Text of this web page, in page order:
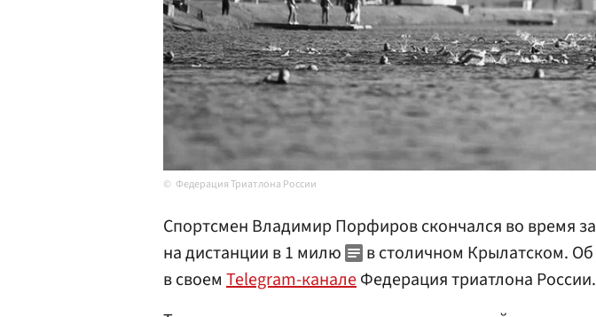
Федерация Триатлона России
Спортсмен Владимир Порфиров скончался во время
на дистанции в 1 милю
в столичном Крылатском.
в своем Telegram-каналеФедерация триатлона России.